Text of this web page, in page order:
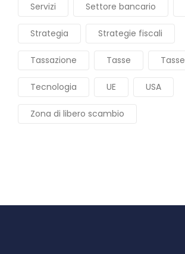
Servizi Settore bancario
Strategia Strategie fiscali
Tassazione Tasse Tasse
Tecnologia UE USA
Zona di libero scambio